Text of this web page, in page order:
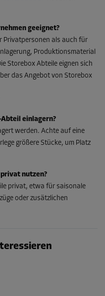
geeignet?
Privatpersonen als auch für
Produktionsmaterial
Storebox Abteile eignen sich
das Angebot von Storebox
Abteil einlagern?
werden. Achte auf eine
größere Stücke, um Platz
nutzen?
privat, etwa für saisonale
oder zusätzlichen